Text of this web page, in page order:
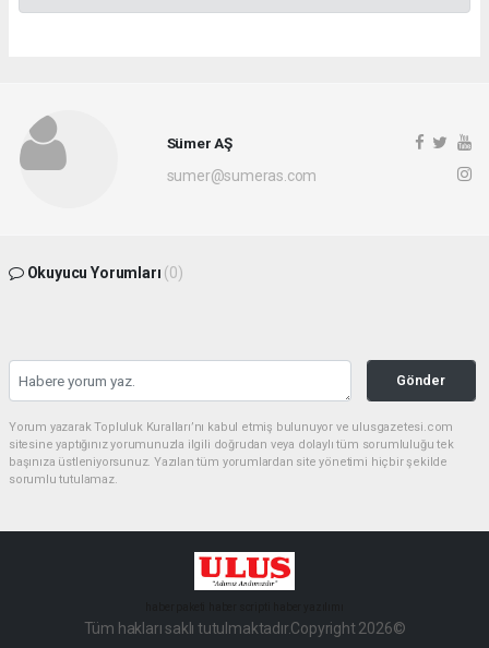
Sümer AŞ
sumer@sumeras.com
Okuyucu Yorumları (0)
Gönder
Yorum yazarak Topluluk Kuralları’nı kabul etmiş bulunuyor ve ulusgazetesi.com
sitesine yaptığınız yorumunuzla ilgili doğrudan veya dolaylı tüm sorumluluğu tek
başınıza üstleniyorsunuz. Yazılan tüm yorumlardan site yönetimi hiçbir şekilde
sorumlu tutulamaz.
Tüm hakları saklı tutulmaktadır.Copyright 2026©